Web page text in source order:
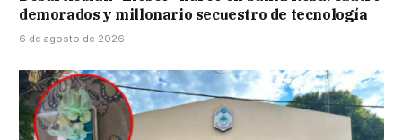
demorados y millonario secuestro de tecnología
6 de agosto de 2026